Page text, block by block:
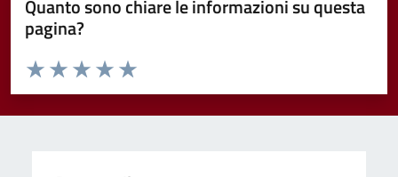
Quanto sono chiare le informazioni su questa
pagina?
Valuta da 1 a 5 stelle la pagina
Valuta 5 stelle su 5
Valuta 4 stelle su 5
Valuta 3 stelle su 5
Valuta 2 stelle su 5
Valuta 1 stelle su 5